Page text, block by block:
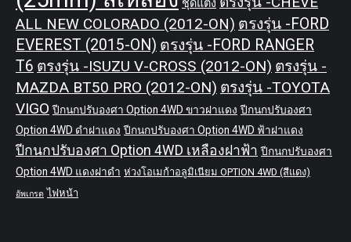
ชุดแต่ง
ALL NEW COLORADO (2012-ON) ตรงรุ่น -FORD
EVEREST (2015-ON) ตรงรุ่น -FORD RANGER
T6 ตรงรุ่น -ISUZU V-CROSS (2012-ON) ตรงรุ่น -
MAZDA BT50 PRO (2012-ON) ตรงรุ่น -TOYOTA
VIGO ปีกนกปรับองศา Option 4WD ขาวฝาแดง ปีกนกปรับองศา
Option 4WD ดำฝาแดง ปีกนกปรับองศา Option 4WD ฟ้าฝาแดง
ปีกนกปรับองศา Option 4WD เหลืองฝาฟ้า ปีกนกปรับองศา
Option 4WD แดงฝาดำ ห่วงโอเมก้าอลูมิเนียม OPTION 4WD (สีแดง)
อัพเกรด ไฟหน้า